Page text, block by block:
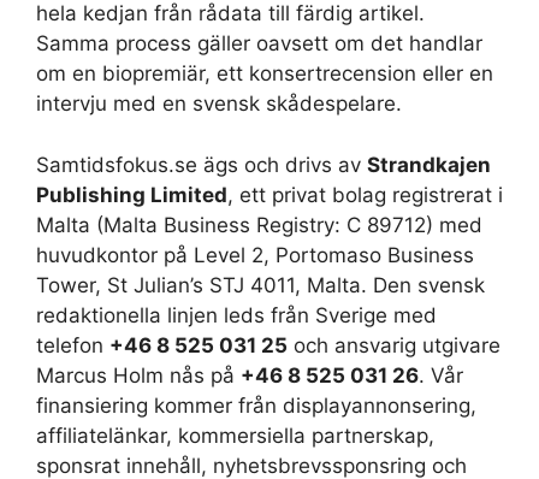
hela kedjan från rådata till färdig artikel.
Samma process gäller oavsett om det handlar
om en biopremiär, ett konsertrecension eller en
intervju med en svensk skådespelare.
Samtidsfokus.se ägs och drivs av Strandkajen
Publishing Limited, ett privat bolag registrerat i
Malta (Malta Business Registry: C 89712) med
huvudkontor på Level 2, Portomaso Business
Tower, St Julian’s STJ 4011, Malta. Den svensk
redaktionella linjen leds från Sverige med
telefon +46 8 525 031 25 och ansvarig utgivare
Marcus Holm nås på +46 8 525 031 26. Vår
finansiering kommer från displayannonsering,
affiliatelänkar, kommersiella partnerskap,
sponsrat innehåll, nyhetsbrevssponsring och